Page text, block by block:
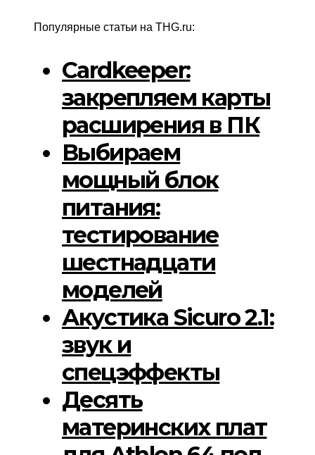
Популярные статьи на THG.ru:
Cardkeeper:
закрепляем карты
расширения в ПК
Выбираем
мощный блок
питания:
тестирование
шестнадцати
моделей
Акустика Sicuro 2.1:
звук и
спецэффекты
Десять
материнских плат